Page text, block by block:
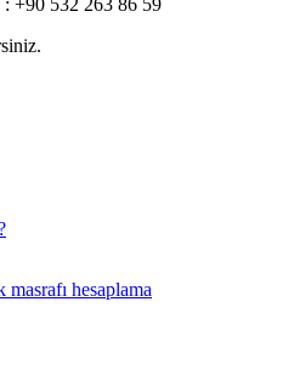
+90 532 263 86 59
hesaplama